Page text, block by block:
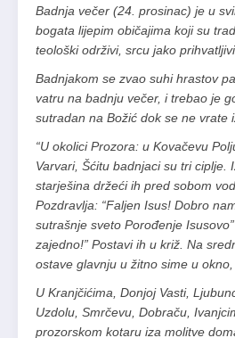
Badnja večer (24. prosinac) je u
bogata lijepim običajima koji su
teološki održivi, srcu jako prihvatljivi.
Badnjakom se zvao suhi hrastov
vatru na badnju večer, i trebao je
sutradan na Božić dok se ne vrate
“U okolici Prozora: u Kovačevu
Varvari, Šćitu badnjaci su tri ciplje.
starješina držeći ih pred sobom
Pozdravlja: “Faljen Isus! Dobro
sutrašnje sveto Porođenje
zajedno!” Postavi ih u križ. Na
ostave glavnju u žitno sime u
U Kranjčićima, Donjoj Vasti,
Uzdolu, Smrčevu, Dobraču,
prozorskom kotaru iza molitve